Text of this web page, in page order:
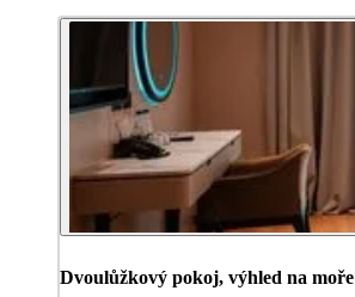
Dvoulůžkový pokoj, výhled na moře